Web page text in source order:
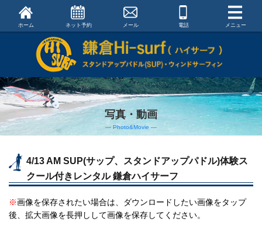
ホーム ネット予約 メール 電話 メニュー
写真・動画
― Photo&Movie ―
4/13 AM SUP(サップ、スタンドアップパドル)体験ス
クール付きレンタル 鎌倉ハイサーフ
※画像を保存されたい場合は、ダウンロードしたい画像をタップ
後、拡大画像を長押しして画像を保存してください。